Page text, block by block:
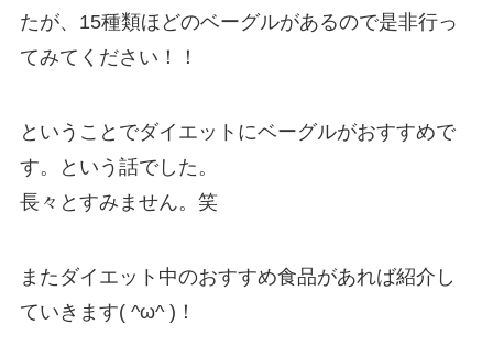
たが、15種類ほどのベーグルがあるので是非行っ
てみてください！！
ということでダイエットにベーグルがおすすめで
す。という話でした。
長々とすみません。笑
またダイエット中のおすすめ食品があれば紹介し
ていきます( ^ω^ )！